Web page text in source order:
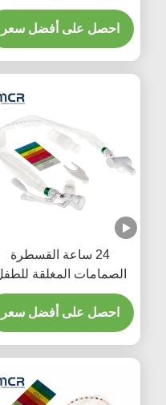
مرفق متعرج مزدوج
للمستشفى
احصل على أفضل سعر
24 ساعة القسطرة
الصمامات المغلقة للطفل
مع ثلاثة أجزاء Y
احصل على أفضل سعر